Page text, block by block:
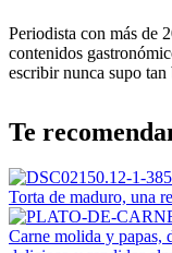
Periodista con más de
contenidos
escribir nunca supo
Te
Torta de maduro, una
Carne molida y papas,